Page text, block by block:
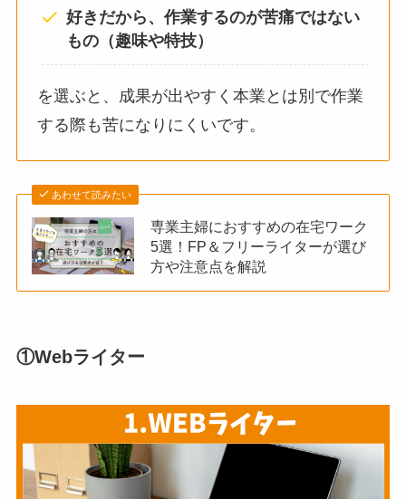
好きだから、作業するのが苦痛ではない
もの（趣味や特技）
を選ぶと、成果が出やすく本業とは別で作業
する際も苦になりにくいです。
あわせて読みたい
専業主婦におすすめの在宅ワーク
5選！FP＆フリーライターが選び
方や注意点を解説
①Webライター